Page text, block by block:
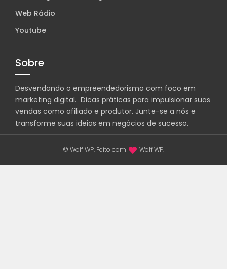
Web Rádio
Youtube
Sobre
Desvendando o empreendedorismo com foco em
marketing digital. Dicas práticas para impulsionar suas
vendas como afiliado e produtor. Junte-se a nós e
transforme suas ideias em negócios de sucesso.
© Wolf WP. Feito com Wolf WP.